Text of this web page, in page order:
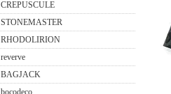
CREPUSCULE
STONEMASTER
RHODOLIRION
reverve
BAGJACK
bocodeco